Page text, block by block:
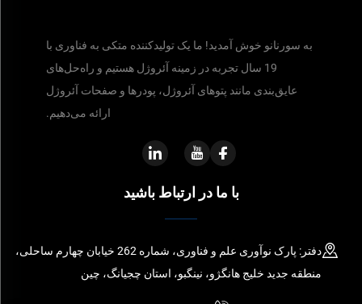
به سورنانو خوش آمدید! ما یک تولیدکننده متکی به فناوری با
19 سال تجربه در زمینه آئروژل هستیم و راه‌حل‌های
عایق‌بندی مانند پتوهای آئروژل، پودرها و صفحات آئروژل
ارائه می‌دهیم.
با ما در ارتباط باشید
دفتر: پارک نوآوری علم و فناوری، شماره 262 خیابان چهارم ساحلی،
منطقه جدید خلیج هانگژو، نینگبو، استان چجیانگ، چین